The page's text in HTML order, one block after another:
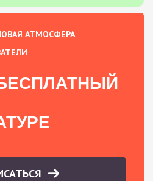
АТМОСФЕРА